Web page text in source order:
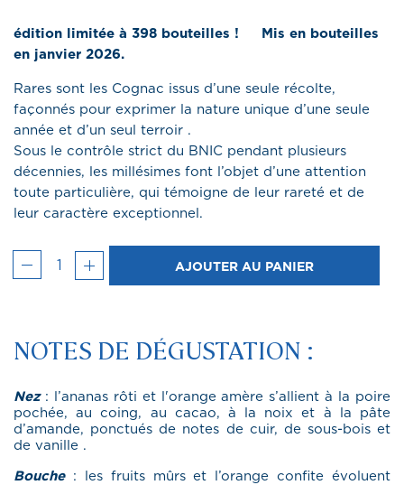
édition limitée à 398 bouteilles ! Mis en bouteilles
en janvier 2026.
Rares sont les Cognac issus d’une seule récolte,
façonnés pour exprimer la nature unique d’une seule
année et d’un seul terroir .
Sous le contrôle strict du BNIC pendant plusieurs
décennies, les millésimes font l’objet d’une attention
toute particulière, qui témoigne de leur rareté et de
leur caractère exceptionnel.
AJOUTER AU PANIER
NOTES DE DÉGUSTATION :
Nez: l’ananas rôti et l'orange amère s’allient à la poire
pochée, au coing, au cacao, à la noix et à la pâte
d’amande, ponctués de notes de cuir, de sous-bois et
de vanille .
Bouche
: les fruits mûrs et l’orange confite évoluent